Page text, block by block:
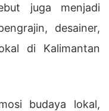
juga menjadi
desainer,
di Kalimantan
budaya lokal,